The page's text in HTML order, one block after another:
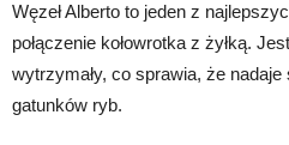
Węzeł Alberto to jeden z
połączenie kołowrotka z żyłką.
wytrzymały, co sprawia, że nadaje
gatunków ryb.